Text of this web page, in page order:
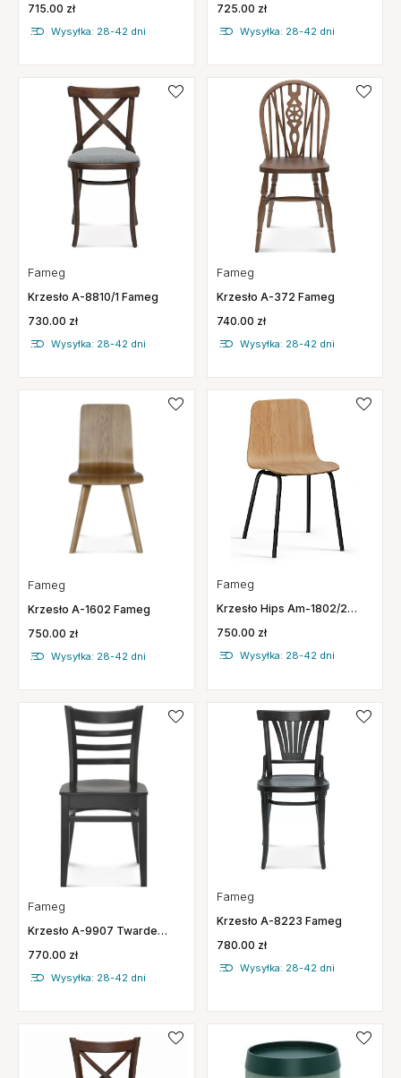
715.00 zł
Wysyłka: 28-42 dni
725.00 zł
Wysyłka: 28-42 dni
Fameg
Krzesło A-8810/1 Fameg
730.00 zł
Wysyłka: 28-42 dni
Fameg
Krzesło A-372 Fameg
740.00 zł
Wysyłka: 28-42 dni
Fameg
Krzesło A-1602 Fameg
750.00 zł
Wysyłka: 28-42 dni
Fameg
Krzesło Hips Am-1802/2
750.00 zł
Wysyłka: 28-42 dni
Fameg
Krzesło A-9907 Twarde
770.00 zł
Wysyłka: 28-42 dni
Fameg
Krzesło A-8223 Fameg
780.00 zł
Wysyłka: 28-42 dni